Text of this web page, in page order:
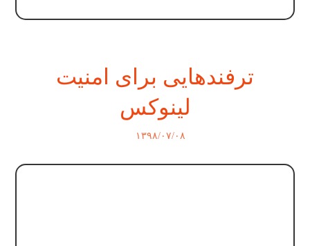
ترفندهایی برای امنیت
لینوکس
۱۳۹۸/۰۷/۰۸